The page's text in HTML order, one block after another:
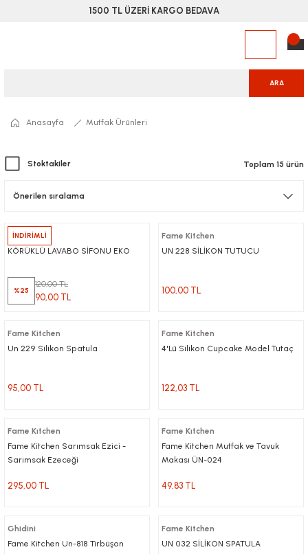
1500 TL ÜZERİ KARGO BEDAVA
ARA
Anasayfa Mutfak Ürünleri
Stoktakiler Toplam 15 ürün
İNDİRİMLİ
luxwares
KÖRÜKLÜ LAVABO SİFONU EKO
%25
120,00 TL
90,00 TL
Fame Kitchen
UN 228 SİLİKON TUTUCU
100,00 TL
Fame Kitchen
Un 229 Silikon Spatula
95,00 TL
Fame Kitchen
4'Lü Silikon Cupcake Model Tutaç
122,03 TL
Fame Kıtchen
Fame Kitchen Sarımsak Ezici -
Sarımsak Ezeceği
295,00 TL
Fame Kıtchen
Fame Kitchen Mutfak ve Tavuk
Makası ÜN-024
49,83 TL
Ghidini
Fame Kitchen Un-818 Tirbüşon
Fame Kitchen
UN 032 SİLİKON SPATULA